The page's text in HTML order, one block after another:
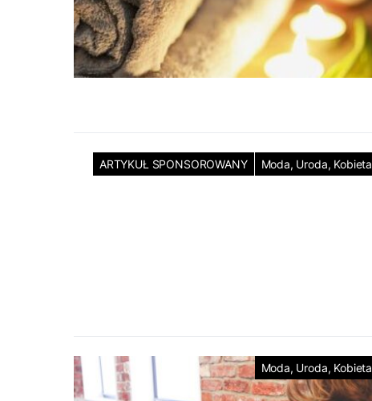
ARTYKUŁ SPONSOROWANY Moda, Uroda, Kobieta
Moda, Uroda, Kobieta